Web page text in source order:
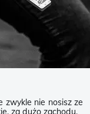
zwykle nie nosisz ze
za dużo zachodu.